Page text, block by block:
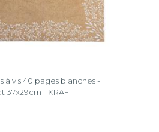
à vis 40 pages blanches -
37x29cm - KRAFT